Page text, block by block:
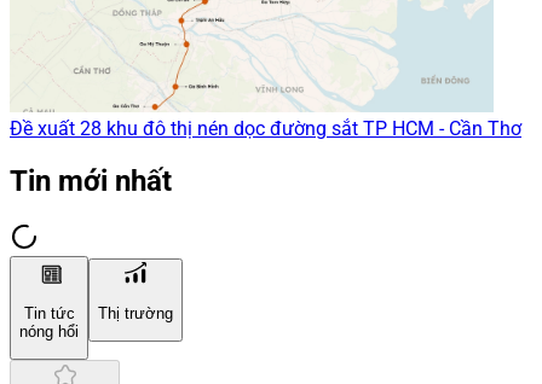
Đề xuất 28 khu đô thị nén dọc đường sắt TP HCM - Cần Thơ
Tin mới nhất
Tin tức
nóng hổi
Thị trường